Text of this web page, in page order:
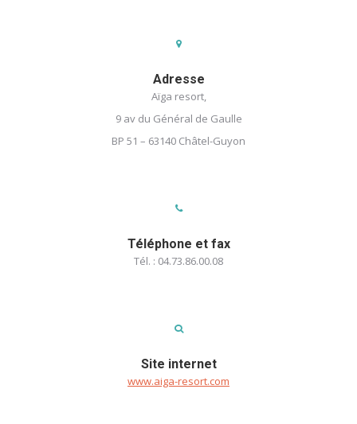
Adresse
Aïga resort,
9 av du Général de Gaulle
BP 51 – 63140 Châtel-Guyon
Téléphone et fax
Tél. : 04.73.86.00.08
Site internet
www.aiga-resort.com